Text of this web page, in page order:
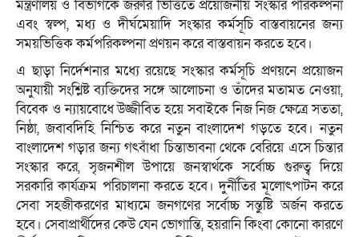
মন্ত্রণালয় ও বিভাগকে জরুরি ভিত্তিতে প্রয়োজনীয় সংস্কার পরিকল্পনা
এবং স্বল্প, মধ্য ও দীর্ঘমেয়াদি সংস্কার কর্মসূচি বাস্তবায়নের জন্য
সময়ভিত্তিক কর্মপরিকল্পনা প্রণয়ন করে বাস্তবায়ন করতে হবে।
এ ছাড়া নির্দেশনার মধ্যে রয়েছে সংস্কার কর্মসূচি প্রণয়নে প্রয়োজন
অনুযায়ী সংশ্লিষ্ট ব্যক্তিদের সঙ্গে আলোচনা ও তাঁদের মতামত নেওয়া,
বিবেক ও ন্যায়বোধে উজ্জীবিত হয়ে সবাইকে নিজ নিজ ক্ষেত্রে সততা,
নিষ্ঠা, জবাবদিহি নিশ্চিত করে নতুন বাংলাদেশ গড়তে হবে। নতুন
বাংলাদেশ গড়ার জন্য গৎবাঁধা চিন্তাভাবনা থেকে বেরিয়ে এসে চিন্তার
সংস্কার করে, সৃজনশীল উপায়ে জনস্বার্থকে সর্বোচ্চ গুরুত্ব দিয়ে
সরকারি কার্যক্রম পরিচালনা করতে হবে। দুর্নীতির মূলোৎপাটন করে
সেবা সহজীকরণের মাধ্যমে জনগণের সর্বোচ্চ সন্তুষ্টি অর্জন করতে
হবে। সেবাপ্রার্থীদের কেউ যেন ভোগান্তি, হয়রানি কিংবা কোনো কারণে